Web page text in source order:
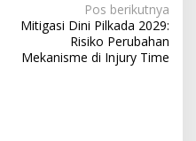
Pos berikutnya
Mitigasi Dini Pilkada 2029:
Risiko Perubahan
Mekanisme di Injury Time